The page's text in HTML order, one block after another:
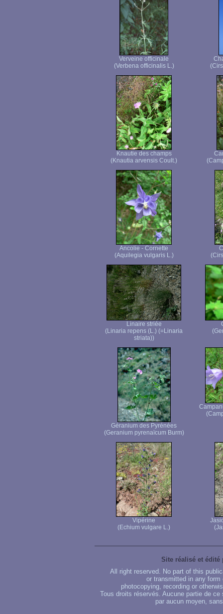
Verveine officinale
(Verbena officinalis L.)
Knautie des champs
(Knautia arvensis Coult.)
Ancolie - Cornette
(Aquilegia vulgaris L.)
Linaire striée
(Linaria repens (L.) (=Linaria
striata))
Géranium des Pyrénées
(Geranium pyrenaïcum Burm)
Vipérine
(Echium vulgare L.)
Site réalisé et édité
All right reserved. No part of this
or transmitted in any
photocopying, recording or
Tous droits réservés. Aucune partie de
par aucun moyen,